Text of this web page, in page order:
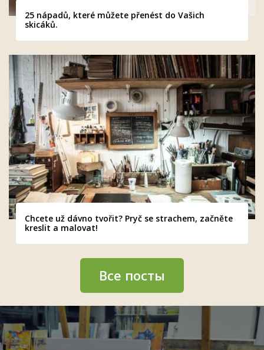
25 nápadů, které můžete přenést do Vašich
skicáků.
Chcete už dávno tvořit? Pryč se strachem, začněte
kreslit a malovat!
Все посты